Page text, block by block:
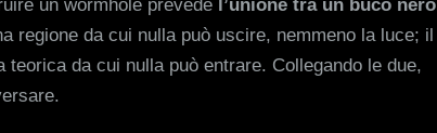
un wormhole prevede l’unione tra un buco nero
regione da cui nulla può uscire, nemmeno la luce; il
da cui nulla può entrare. Collegando le due,